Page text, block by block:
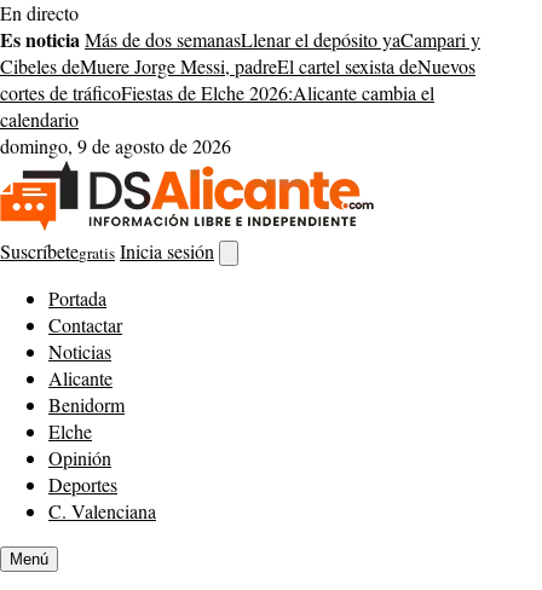
Saltar
al
contenido
En directo
Es noticiaMás de dos semanasLlenar el depósito yaCampari y
Cibeles deMuere Jorge Messi, padreEl cartel sexista deNuevos
cortes de tráficoFiestas de Elche 2026:Alicante cambia el
calendario
domingo, 9 de agosto de 2026
Suscríbetegratis Inicia sesión
buscador
Portada
Contactar
Noticias
Alicante
Benidorm
Elche
Opinión
Deportes
C. Valenciana
Menú